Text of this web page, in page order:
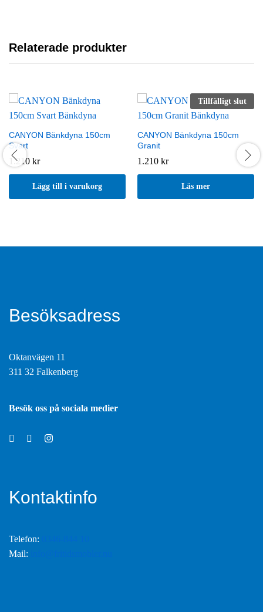
Relaterade produkter
CANYON Bänkdyna 150cm
Svart
1.210 kr
Lägg till i varukorg
Tillfälligt slut
CANYON Bänkdyna 150cm
Granit
1.210 kr
Läs mer
Besöksadress
Oktanvägen 11
311 32 Falkenberg
Besök oss på sociala medier
Kontaktinfo
Telefon:
Mail: